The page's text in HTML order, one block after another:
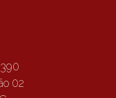
02